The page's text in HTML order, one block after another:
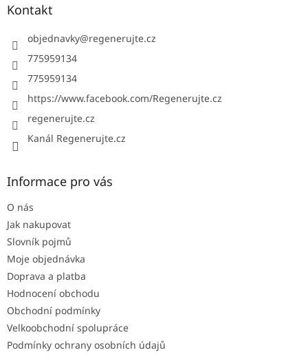
Kontakt
objednavky@regenerujte.cz
775959134
775959134
https://www.facebook.com/Regenerujte.cz
regenerujte.cz
Kanál Regenerujte.cz
Informace pro vás
O nás
Jak nakupovat
Slovník pojmů
Moje objednávka
Doprava a platba
Hodnocení obchodu
Obchodní podmínky
Velkoobchodní spolupráce
Podmínky ochrany osobních údajů